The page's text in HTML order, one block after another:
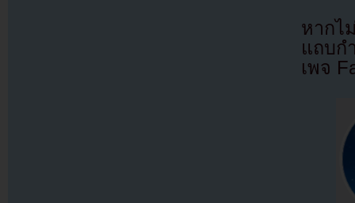
หากไ
แถบก
เพจ